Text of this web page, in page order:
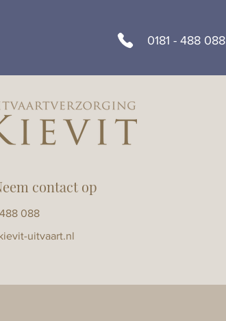
0181 - 488 088
contact op
488 088
uitvaart.nl